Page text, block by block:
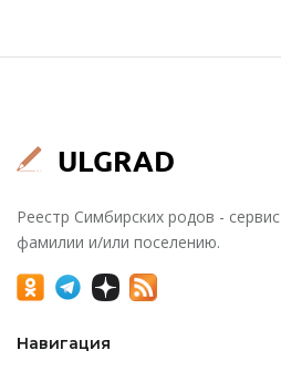
Реестр Симбирских родов -
фамилии и/или поселению.
Навигация